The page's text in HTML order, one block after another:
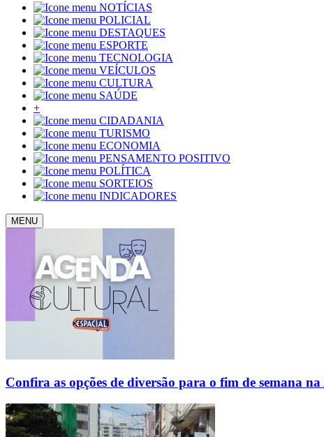
NOTÍCIAS
POLICIAL
DESTAQUES
ESPORTE
TECNOLOGIA
VEÍCULOS
CULTURA
SAÚDE
+
CIDADANIA
TURISMO
ECONOMIA
PENSAMENTO POSITIVO
POLÍTICA
SORTEIOS
INDICADORES
MENU
Confira as opções de diversão para o fim de semana